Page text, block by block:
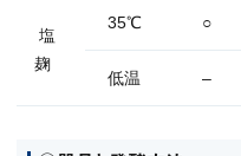
塩
麹
35℃ ○
低温 –